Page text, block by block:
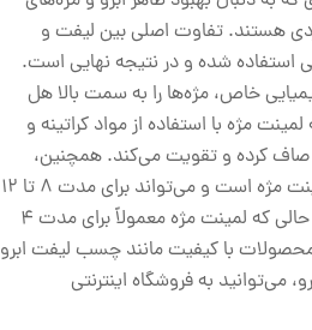
هستند. تفاوت اصلی بین لیفت و
استفاده شده و در نتیجه نهایی است.
خاص، مژه‌ها را به سمت بالا هل
مژه با استفاده از مواد کراتینه و
صاف کرده و تقویت می‌کند. همچنین،
ماندگاری لیفت مژه بیشتر از لمینت مژه است و می‌تواند برای مدت 8 تا 12
هفته ماندگاری داشته باشد، در حالی که لمینت مژه معمولاً برای مدت 4
محصولات با کیفیت مانند چسب لیفت ابرو
می‌توانید به فروشگاه اینترنتی